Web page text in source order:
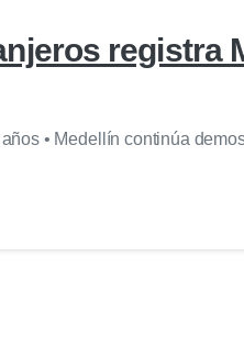
registra
• Medellín continúa